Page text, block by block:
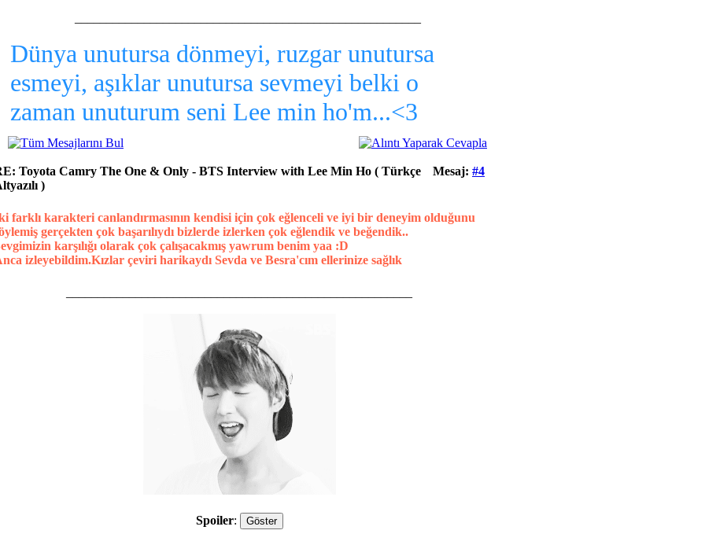
Dünya unutursa dönmeyi, ruzgar unutursa
esmeyi, aşıklar unutursa sevmeyi belki o
zaman unuturum seni Lee min ho'm...<3
Mesaj: #4
Toyota Camry The One & Only - BTS Interview with Lee Min Ho ( Türkçe
)
farklı karakteri canlandırmasının kendisi için çok eğlenceli ve iyi bir deneyim olduğunu
gerçekten çok başarılıydı bizlerde izlerken çok eğlendik ve beğendik..
karşılığı olarak çok çalışacakmış yawrum benim yaa :D
izleyebildim.Kızlar çeviri harikaydı Sevda ve Besra'cım ellerinize sağlık
Spoiler: